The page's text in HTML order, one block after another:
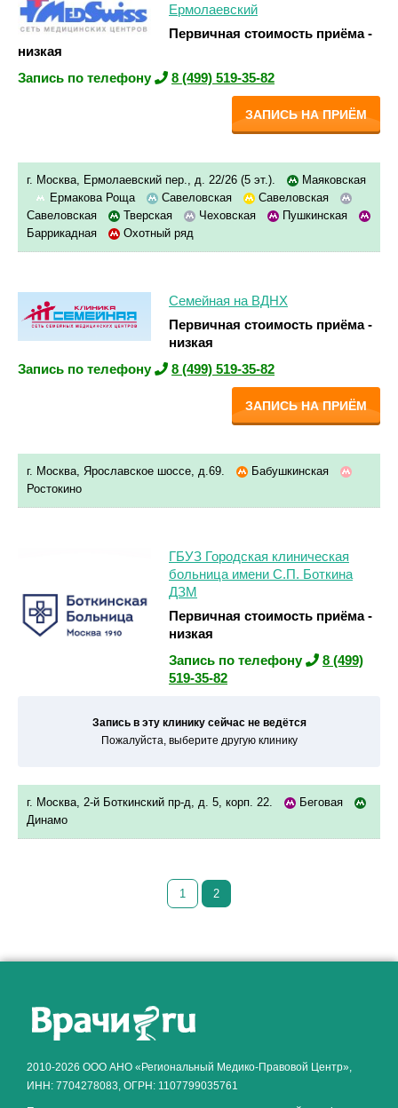
Ермолаевский
Первичная стоимость приёма -
низкая
Запись по телефону
8 (499) 519-35-82
ЗАПИСЬ НА ПРИЁМ
г. Москва, Ермолаевский пер., д. 22/26 (5 эт.).
Маяковская
Ермакова Роща
Савеловская
Савеловская
Савеловская
Тверская Чеховская
Пушкинская
Баррикадная
Охотный ряд
Семейная на ВДНХ
Первичная стоимость приёма -
низкая
Запись по телефону
8 (499) 519-35-82
ЗАПИСЬ НА ПРИЁМ
г. Москва, Ярославское шоссе, д.69.
Бабушкинская
Ростокино
ГБУЗ Городская клиническая
больница имени С.П. Боткина
ДЗМ
Первичная стоимость приёма -
низкая
Запись по телефону
8 (499)
519-35-82
Запись в эту клинику сейчас не ведётся
Пожалуйста, выберите другую клинику
г. Москва, 2-й Боткинский пр-д, д. 5, корп. 22.
Беговая
Динамо
1 2
2010-2026 ООО АНО «Региональный Медико-Правовой Центр»,
ИНН: 7704278083, ОГРН: 1107799035761